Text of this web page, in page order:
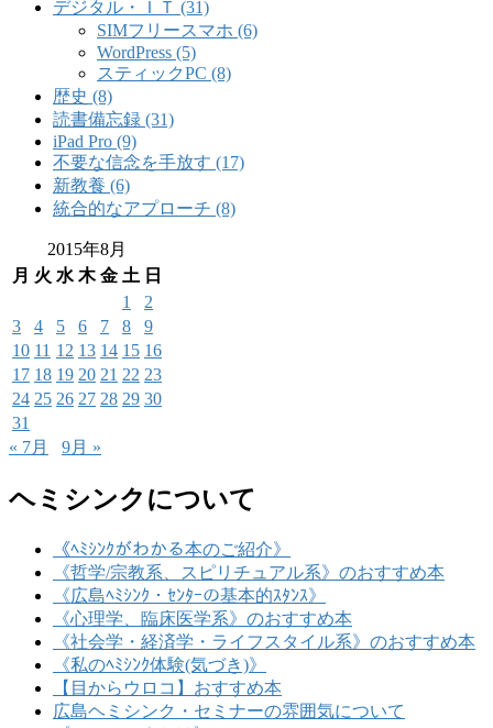
デジタル・ＩＴ (31)
SIMフリースマホ (6)
WordPress (5)
スティックPC (8)
歴史 (8)
読書備忘録 (31)
iPad Pro (9)
不要な信念を手放す (17)
新教養 (6)
統合的なアプローチ (8)
2015年8月
月 火 水 木 金 土 日
1
2
3
4 5 6 7 8
9
10 11 12 13 14 15 16
17 18 19 20 21 22 23
24 25 26 27 28 29 30
31
« 7月
9月 »
ヘミシンクについて
《ﾍﾐｼﾝｸがわかる本のご紹介》
《哲学/宗教系、スピリチュアル系》のおすすめ本
《広島ﾍﾐｼﾝｸ・ｾﾝﾀｰの基本的ｽﾀﾝｽ》
《心理学、臨床医学系》のおすすめ本
《社会学・経済学・ライフスタイル系》のおすすめ本
《私のﾍﾐｼﾝｸ体験(気づき)》
【目からウロコ】おすすめ本
広島ヘミシンク・セミナーの雰囲気について